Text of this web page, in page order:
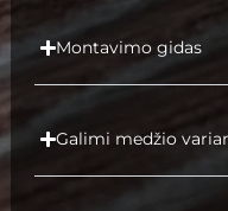
Montavimo gidas
Galimi medžio